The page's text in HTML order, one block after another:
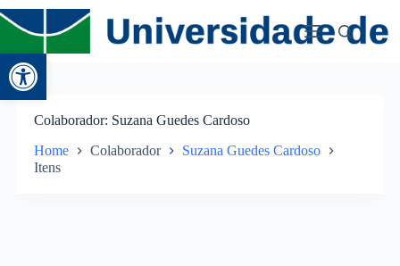
Abrir a barra de ferramentas
Colaborador Suzana Guedes Cardoso
Home Colaborador
Suzana Guedes Cardoso
Itens